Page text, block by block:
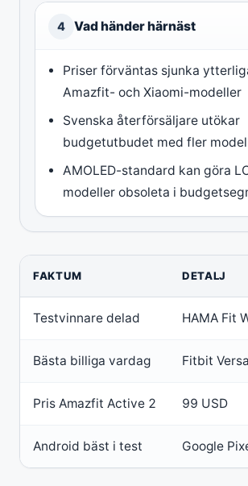
4 Vad händer härnäst
Priser förväntas sjunka
Amazfit- och Xiaomi-modeller
Svenska återförsäljare utökar
budgetutbudet med fler
AMOLED-standard kan göra
modeller obsoleta i
FAKTUM DETALJ
Testvinnare delad HAMA Fit
Bästa billiga vardag Fitbit
Pris Amazfit Active 2 99 USD
Android bäst i test Google